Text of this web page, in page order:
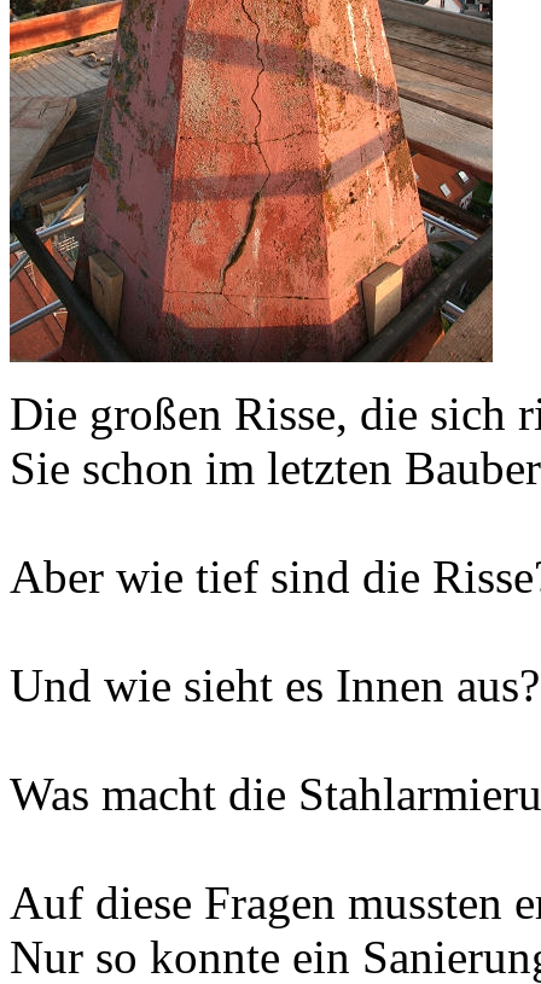
Die großen Risse, die sich
Sie schon im letzten
Aber wie tief sind die
Und wie sieht es Innen aus?
Was macht die
Auf diese Fragen mussten
Nur so konnte ein